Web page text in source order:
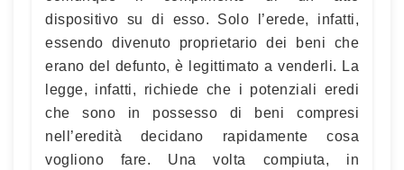
dispositivo su di esso. Solo l’erede, infatti,
essendo divenuto proprietario dei beni che
erano del defunto, è legittimato a venderli. La
legge, infatti, richiede che i potenziali eredi
che sono in possesso di beni compresi
nell’eredità decidano rapidamente cosa
vogliono fare. Una volta compiuta, in